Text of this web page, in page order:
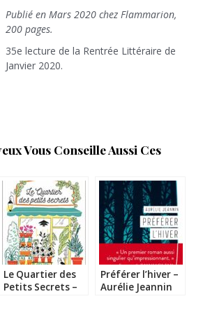
Publié en Mars 2020 chez Flammarion,
200 pages.
35e lecture de la Rentrée Littéraire de
Janvier 2020.
Vous Conseille Aussi Ces
Le Quartier des
Petits Secrets –
Préférer l’hiver –
Aurélie Jeannin